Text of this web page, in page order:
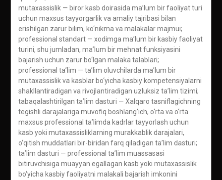
mutaxassislik — biror kasb doirasida ma’lum bir faoliyat turi
uchun maxsus tayyorgarlik va amaliy tajribasi bilan
erishilgan zarur bilim, ko‘nikma va malakalar majmui;
professional standart — xodimga ma’lum bir kasbiy faoliyat
turini, shu jumladan, ma’lum bir mehnat funksiyasini
bajarish uchun zarur bo‘lgan malaka talablari;
professional ta’lim — ta’lim oluvchilarda ma’lum bir
mutaxassislik va kasblar bo‘yicha kasbiy kompetensiyalarni
shakllantiradigan va rivojlantiradigan uzluksiz ta’lim tizimi;
tabaqalashtirilgan ta’lim dasturi — Xalqaro tasniflagichning
tegishli darajalariga muvofiq boshlang‘ich, o‘rta va o‘rta
maxsus professional ta’limda kadrlar tayyorlash uchun
kasb yoki mutaxassisliklarning murakkablik darajalari,
o‘qitish muddatlari bir-biridan farq qiladigan ta’lim dasturi;
ta’lim dasturi — professional ta’lim muassasasi
bitiruvchisiga muayyan egallagan kasb yoki mutaxassislik
bo‘yicha kasbiy faoliyatni malakali bajarish imkonini